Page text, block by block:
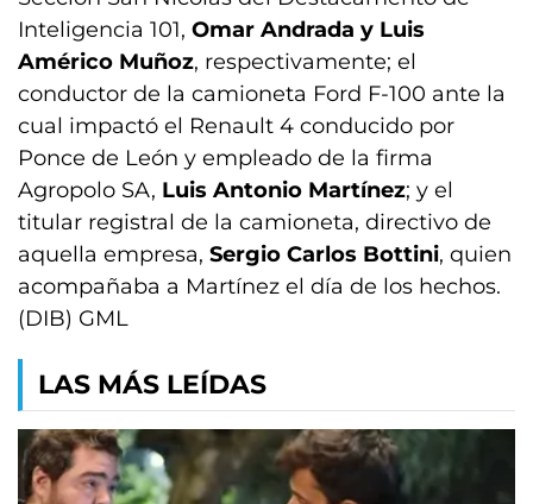
Inteligencia 101, Omar Andrada y Luis
Américo Muñoz, respectivamente; el
conductor de la camioneta Ford F-100 ante la
cual impactó el Renault 4 conducido por
Ponce de León y empleado de la firma
Agropolo SA, Luis Antonio Martínez; y el
titular registral de la camioneta, directivo de
aquella empresa, Sergio Carlos Bottini, quien
acompañaba a Martínez el día de los hechos.
(DIB) GML
LAS MÁS LEÍDAS